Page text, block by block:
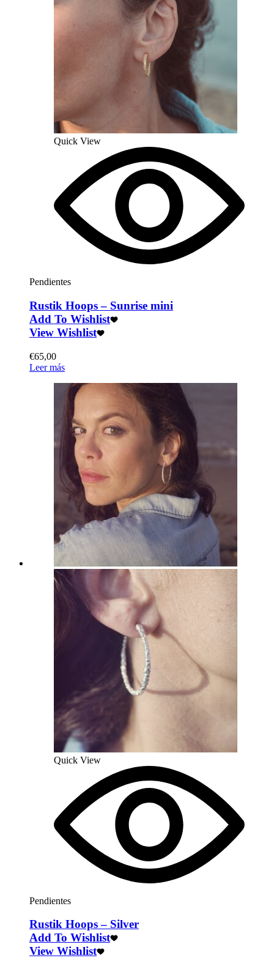
Quick View
Pendientes
Rustik Hoops – Sunrise mini
Add To Wishlist
View Wishlist
€65,00
Leer más
Quick View
Pendientes
Rustik Hoops – Silver
Add To Wishlist
View Wishlist